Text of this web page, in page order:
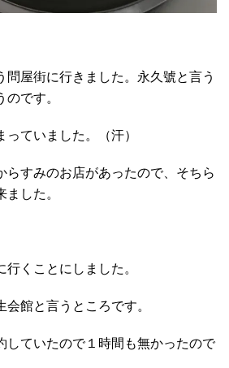
問屋街に行きました。永久號と言う
です。
ていました。（汗）
らすみのお店があったので、そちら
した。
くことにしました。
館と言うところです。
していたので１時間も無かったので